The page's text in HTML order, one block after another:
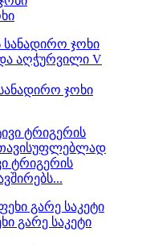
ჯოხი
ტრიგერის
გარე საკეტი